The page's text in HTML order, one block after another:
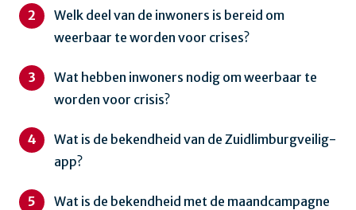
Welk deel van de inwoners is bereid om
weerbaar te worden voor crises?
Wat hebben inwoners nodig om weerbaar te
worden voor crisis?
Wat is de bekendheid van de Zuidlimburgveilig-
app?
Wat is de bekendheid met de maandcampagne